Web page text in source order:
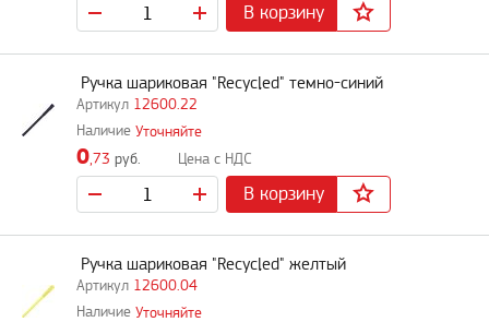
В корзину
12600.22
Ручка шариковая "Recycled" темно-синий
Уточняйте
0,73 руб.
В корзину
12600.04
Ручка шариковая "Recycled" желтый
Уточняйте